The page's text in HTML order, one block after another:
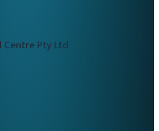
Centre Pty Ltd